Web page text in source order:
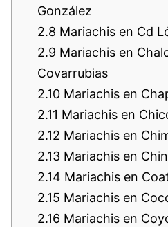
González
2.8 Mariachis en Cd
2.9 Mariachis en
Covarrubias
2.10 Mariachis en
2.11 Mariachis en
2.12 Mariachis en
2.13 Mariachis en
2.14 Mariachis en
2.15 Mariachis en
2.16 Mariachis en